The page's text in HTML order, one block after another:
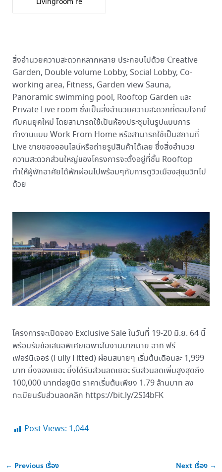
สิ่งอำนวยความสะดวกหลากหลาย ประกอบไปด้วย Creative
Garden, Double volume Lobby, Social Lobby, Co-
working area, Fitness, Garden view Sauna,
Panoramic swimming pool, Rooftop Garden และ
Private Live room ซึ่งเป็นสิ่งอำนวยความสะดวกที่ตอบโจทย์
กับคนยุคใหม่ โดยสามารถใช้เป็นห้องประชุมในรูปแบบการ
ทำงานแบบ Work From Home หรือสามารถใช้เป็นสถานที่
Live ขายของออนไลน์หรือถ่ายรูปสินค้าได้เลย ซึ่งสิ่งอำนวย
ความสะดวกส่วนใหญ่ของโครงการจะตั้งอยู่ที่ชั้น Rooftop
ทำให้ผู้พักอาศัยได้พักผ่อนไปพร้อมๆกับการดูวิวเมืองสุขุมวิทไป
ด้วย
โครงการจะเปิดจอง Exclusive Sale ในวันที่ 19-20 มิ.ย. 64 นี้
พร้อมรับข้อเสนอพิเศษเฉพาะในงานมากมาย อาทิ ฟรี
เฟอร์นิเจอร์ (Fully Fitted) ผ่อนสบายๆ เริ่มต้นเดือนละ 1,999
บาท ยิ่งจองเยอะ ยิ่งได้รับส่วนลดเยอะ รับส่วนลดเพิ่มสูงสุดถึง
100,000 บาทต่อยูนิต ราคาเริ่มต้นเพียง 1.79 ล้านบาท ลง
ทะเบียนรับส่วนลดคลิก https://bit.ly/2SI4bFK
Post Views: 1,044
← Previous เรื่อง Next เรื่อง →